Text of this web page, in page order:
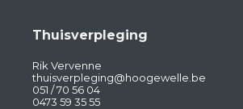
Thuisverpleging
Rik Vervenne
thuisverpleging@hoogewelle.be
051 / 70 56 04
0473 59 35 55